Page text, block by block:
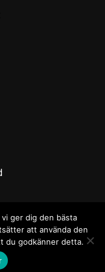
turister i Skåne
MVP Themes, powered
ger dig den bästa
att använda den
du godkänner detta.